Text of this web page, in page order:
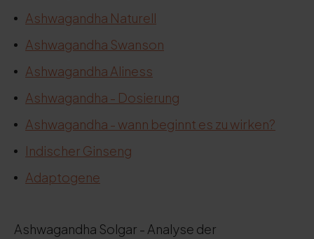
Ashwagandha Naturell
Ashwagandha Swanson
Ashwagandha Aliness
Ashwagandha - Dosierung
Ashwagandha - wann beginnt es zu wirken?
Indischer Ginseng
Adaptogene
Ashwagandha Solgar - Analyse der